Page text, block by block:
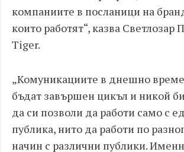
компаниите в посланици на
които работят“, казва Светлозар
Tiger.
„Комуникациите в днешно
бъдат завършен цикъл и никой
да си позволи да работи само с
публика, нито да работи по
начин с различни публики.